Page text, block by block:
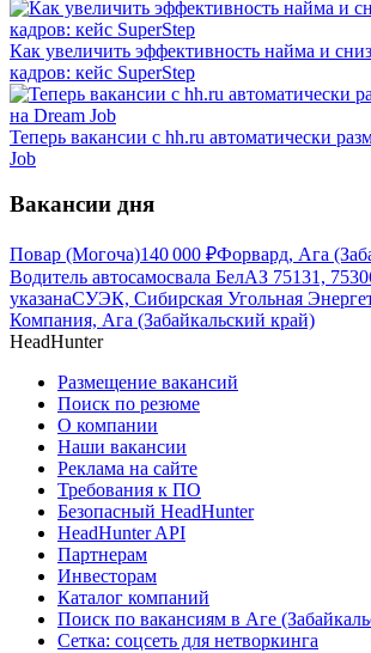
Как увеличить эффективность найма и
кадров: кейс SuperStep
Теперь вакансии с hh.ru автоматически
Job
Вакансии дня
Повар (Могоча)140 000 ₽Форвард, Ага
Водитель автосамосвала БелАЗ 75131,
указанаСУЭК, Сибирская Угольная
Компания, Ага (Забайкальский край)
HeadHunter
Размещение вакансий
Поиск по резюме
О компании
Наши вакансии
Реклама на сайте
Требования к ПО
Безопасный HeadHunter
HeadHunter API
Партнерам
Инвесторам
Каталог компаний
Поиск по вакансиям в Аге
Сетка: соцсеть для нетворкинга